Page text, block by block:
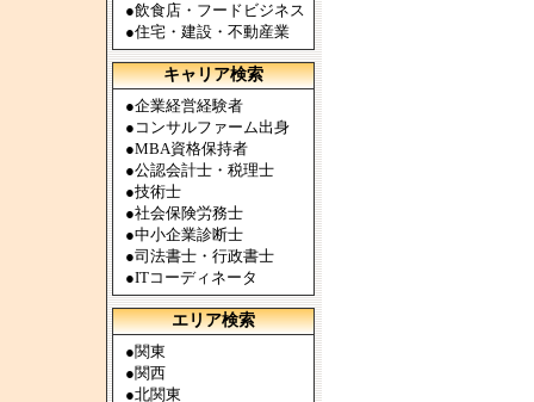
●飲食店・フードビジネス
●住宅・建設・不動産業
キャリア検索
●企業経営経験者
● コンサルファーム出身
●MBA資格保持者
●公認会計士・税理士
●技術士
●社会保険労務士
●中小企業診断士
●司法書士・行政書士
●ITコーディネータ
エリア検索
●関東
●関西
●北関東